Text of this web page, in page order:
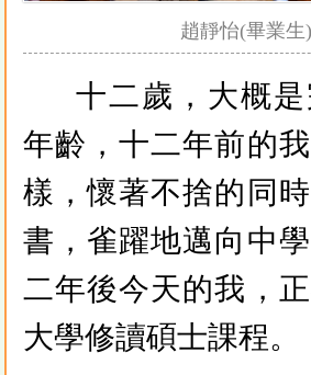
趙靜怡(畢業生)
十二歲，大概
年齡，十二年前的
樣，懷著不捨的同
書，雀躍地邁向中
二年後今天的我，
大學修讀碩士課程。